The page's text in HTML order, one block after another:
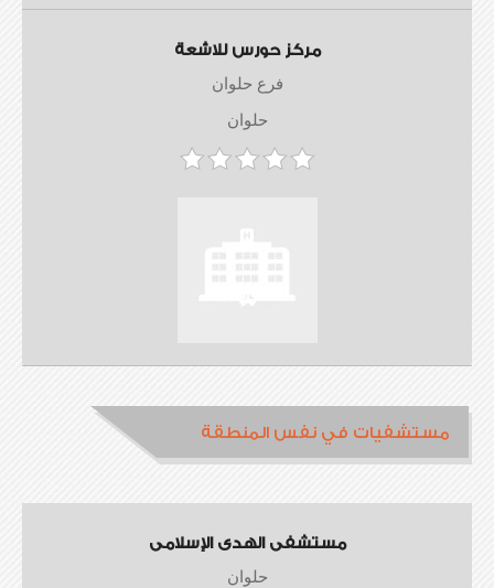
مركز حورس للاشعة
فرع حلوان
حلوان
مستشفيات في نفس المنطقة
مستشفى الهدى الإسلامى
حلوان